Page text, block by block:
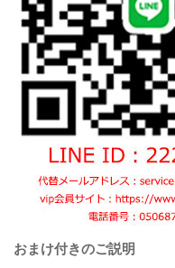
おまけ付きのご説明